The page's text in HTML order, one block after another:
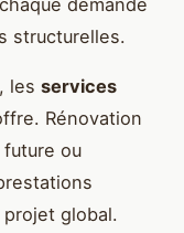
structurelles.
les services
Rénovation
ou
global.